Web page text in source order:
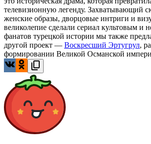
телевизионную легенду. Захватывающий
женские образы, дворцовые интриги и
великолепие сделали сериал культовым и
фанатов турецкой истории мы также
другой проект — Воскресший Эртугрул,
формировании Великой Османской